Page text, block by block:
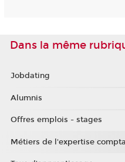
Dans la même
Jobdating
Alumnis
Offres emplois - stages
Métiers de l'expertise